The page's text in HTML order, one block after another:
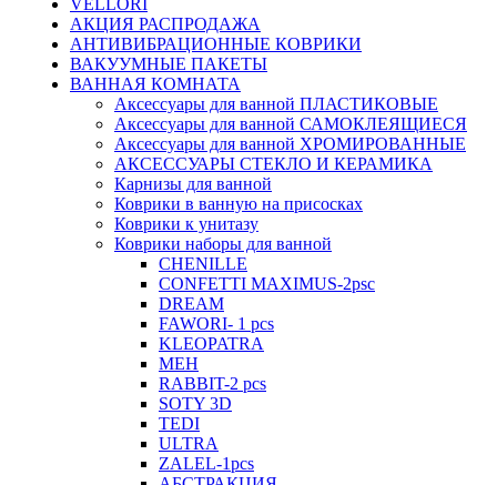
VELLORI
АКЦИЯ РАСПРОДАЖА
АНТИВИБРАЦИОННЫЕ КОВРИКИ
ВАКУУМНЫЕ ПАКЕТЫ
ВАННАЯ КОМНАТА
Аксессуары для ванной ПЛАСТИКОВЫЕ
Аксессуары для ванной САМОКЛЕЯЩИЕСЯ
Аксессуары для ванной ХРОМИРОВАННЫЕ
АКСЕССУАРЫ СТЕКЛО И КЕРАМИКА
Карнизы для ванной
Коврики в ванную на присосках
Коврики к унитазу
Коврики наборы для ванной
CHENILLE
CONFETTI MAXIMUS-2psc
DREAM
FAWORI- 1 pcs
KLEOPATRA
MEH
RABBIT-2 pcs
SOTY 3D
TEDI
ULTRA
ZALEL-1pcs